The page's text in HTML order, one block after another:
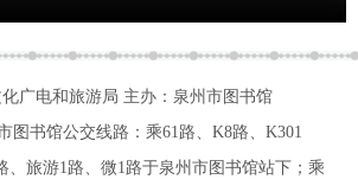
广电和旅游局 主办：泉州市图书馆
图书馆公交线路：乘61路、K8路、K301
、旅游1路、微1路于泉州市图书馆站下；乘